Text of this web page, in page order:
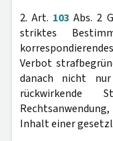
2. Art. 103 Abs. 2
striktes
Verbot
danach nicht
rückwirkende
Inhalt einer